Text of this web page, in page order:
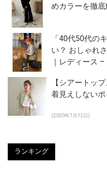
めカラーを徹底
「40代50代の
い？ おしゃれ
｜レディース
【シアートッ
着見えしない
(2020年7月12日)
ランキング